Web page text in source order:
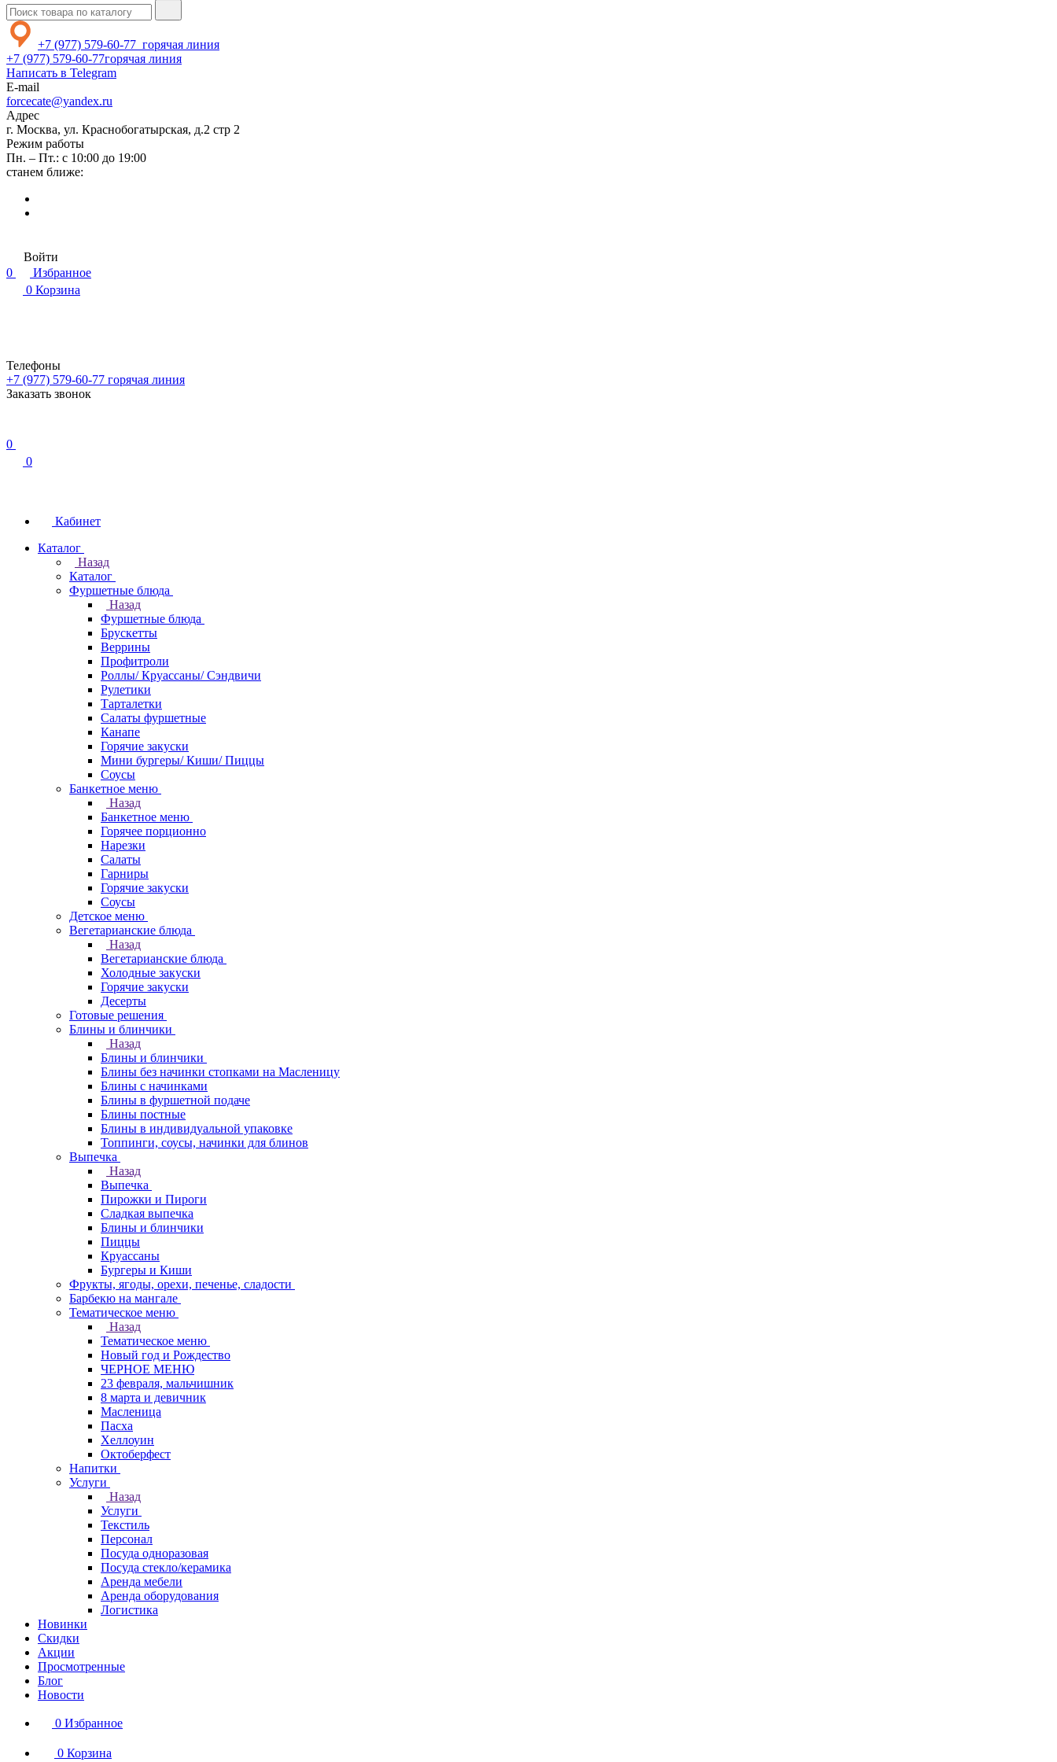
+7 (977) 579-60-77 горячая линия
+7 (977) 579-60-77горячая линия
Написать в Telegram
E-mail
forcecate@yandex.ru
Адрес
г. Москва, ул. Краснобогатырская, д.2 стр 2
Режим работы
Пн. – Пт.: с 10:00 до 19:00
станем ближе:
Войти
0
Избранное
0 Корзина
Телефоны
+7 (977) 579-60-77 горячая линия
Заказать звонок
0
0
Кабинет
Каталог
Назад
Каталог
Фуршетные блюда
Назад
Фуршетные блюда
Брускетты
Веррины
Профитроли
Роллы/ Круассаны/ Сэндвичи
Рулетики
Тарталетки
Салаты фуршетные
Канапе
Горячие закуски
Мини бургеры/ Киши/ Пиццы
Соусы
Банкетное меню
Назад
Банкетное меню
Горячее порционно
Нарезки
Салаты
Гарниры
Горячие закуски
Соусы
Детское меню
Вегетарианские блюда
Назад
Вегетарианские блюда
Холодные закуски
Горячие закуски
Десерты
Готовые решения
Блины и блинчики
Назад
Блины и блинчики
Блины без начинки стопками на Масленицу
Блины с начинками
Блины в фуршетной подаче
Блины постные
Блины в индивидуальной упаковке
Топпинги, соусы, начинки для блинов
Выпечка
Назад
Выпечка
Пирожки и Пироги
Сладкая выпечка
Блины и блинчики
Пиццы
Круасcаны
Бургеры и Киши
Фрукты, ягоды, орехи, печенье, сладости
Барбекю на мангале
Тематическое меню
Назад
Тематическое меню
Новый год и Рождество
ЧЕРНОЕ МЕНЮ
23 февраля, мальчишник
8 марта и девичник
Масленица
Пасха
Хеллоуин
Октоберфест
Напитки
Услуги
Назад
Услуги
Текстиль
Персонал
Посуда одноразовая
Посуда стекло/керамика
Аренда мебели
Аренда оборудования
Логистика
Новинки
Скидки
Акции
Просмотренные
Блог
Новости
0 Избранное
0 Корзина